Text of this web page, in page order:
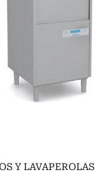
Y LAVAPEROLAS